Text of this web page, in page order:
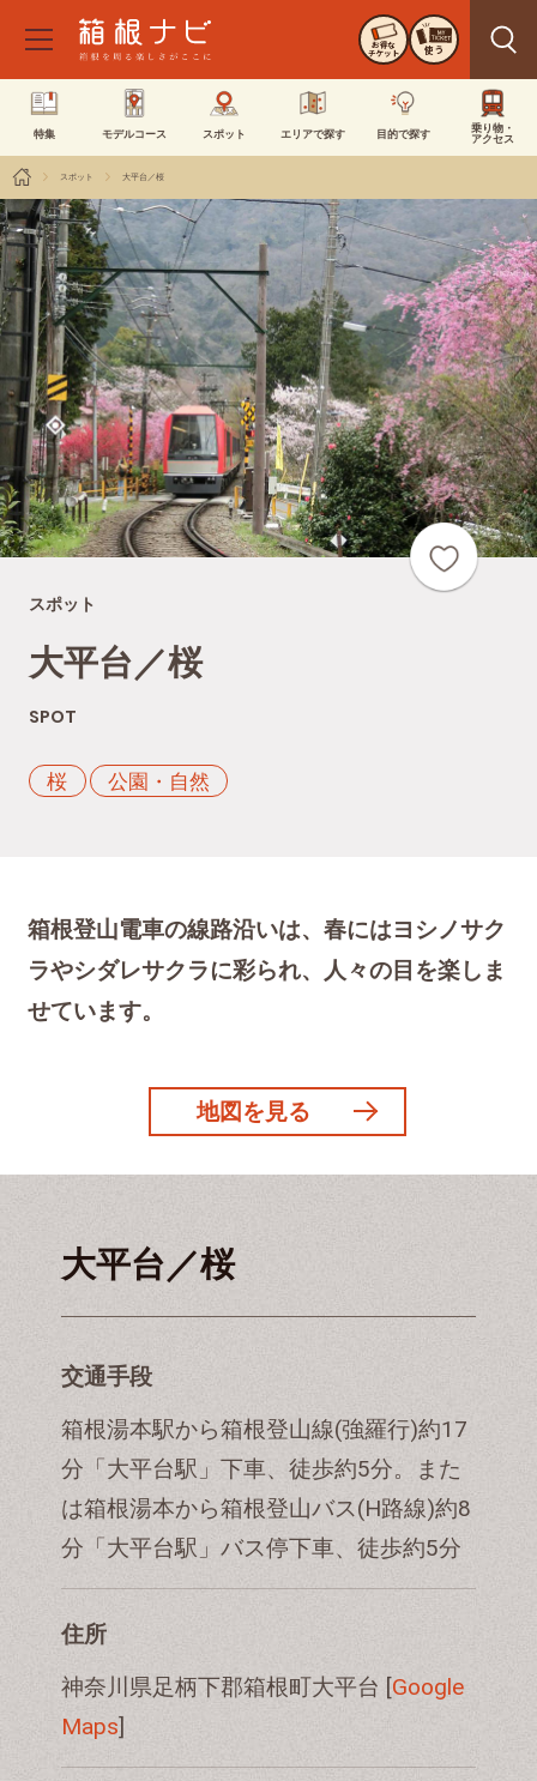
お得な
チケット 使う
特集 モデルコース スポット エリアで探す 目的で探す
乗り物・
アクセス
スポット 大平台／桜
スポット
大平台／桜
SPOT
桜 公園・自然
箱根登山電車の線路沿いは、春にはヨシノサク
ラやシダレサクラに彩られ、人々の目を楽しま
せています。
地図を見る
大平台／桜
交通手段
箱根湯本駅から箱根登山線(強羅行)約17
分「大平台駅」下車、徒歩約5分。また
は箱根湯本から箱根登山バス(H路線)約8
分「大平台駅」バス停下車、徒歩約5分
住所
神奈川県足柄下郡箱根町大平台 [Google
Maps]